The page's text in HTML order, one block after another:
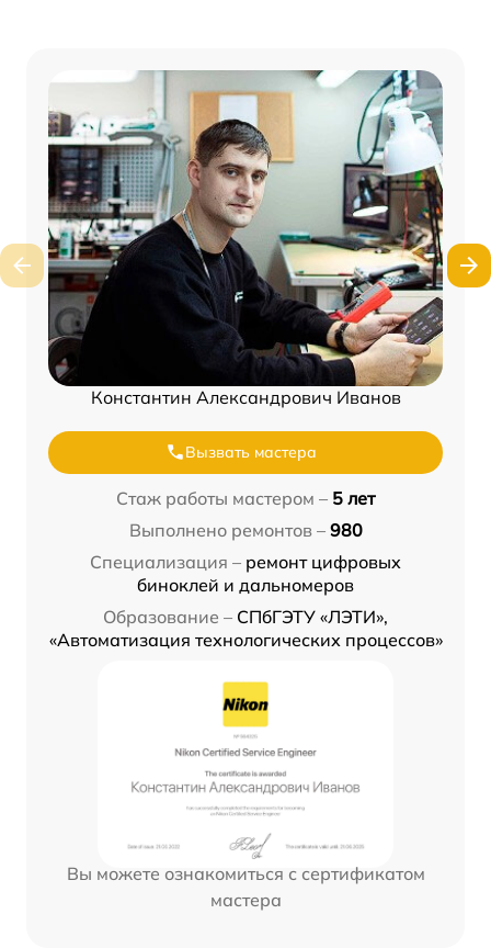
Константин Александрович Иванов
Вызвать мастера
Стаж работы мастером – 5 лет
Выполнено ремонтов – 980
Специализация – ремонт цифровых
биноклей и дальномеров
Образование – СПбГЭТУ «ЛЭТИ»,
«Автоматизация технологических процессов»
Вы можете ознакомиться с сертификатом
мастера